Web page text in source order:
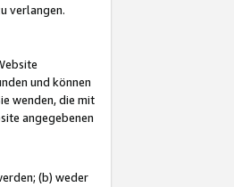
verlangen.
und können
wenden, die mit
angegebenen
(b) weder